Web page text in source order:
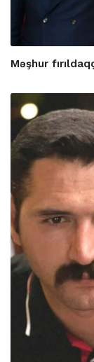
Məşhur